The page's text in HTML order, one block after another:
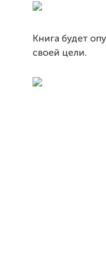
Книга будет
своей цели.